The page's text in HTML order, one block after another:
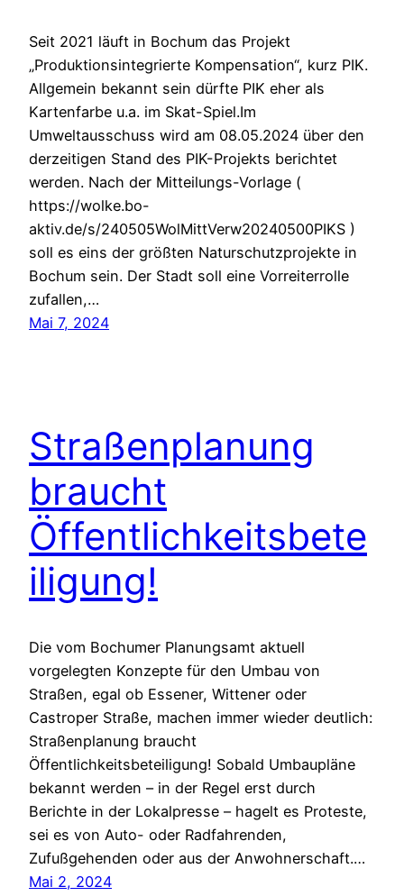
Seit 2021 läuft in Bochum das Projekt
„Produktionsintegrierte Kompensation“, kurz PIK.
Allgemein bekannt sein dürfte PIK eher als
Kartenfarbe u.a. im Skat-Spiel.Im
Umweltausschuss wird am 08.05.2024 über den
derzeitigen Stand des PIK-Projekts berichtet
werden. Nach der Mitteilungs-Vorlage (
https://wolke.bo-
aktiv.de/s/240505WolMittVerw20240500PIKS )
soll es eins der größten Naturschutzprojekte in
Bochum sein. Der Stadt soll eine Vorreiterrolle
zufallen,…
Mai 7, 2024
Straßenplanung
braucht
Öffentlichkeitsbete
iligung!
Die vom Bochumer Planungsamt aktuell
vorgelegten Konzepte für den Umbau von
Straßen, egal ob Essener, Wittener oder
Castroper Straße, machen immer wieder deutlich:
Straßenplanung braucht
Öffentlichkeitsbeteiligung! Sobald Umbaupläne
bekannt werden – in der Regel erst durch
Berichte in der Lokalpresse – hagelt es Proteste,
sei es von Auto- oder Radfahrenden,
Zufußgehenden oder aus der Anwohnerschaft.…
Mai 2, 2024